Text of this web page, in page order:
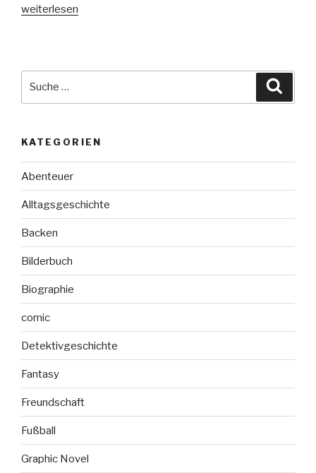
„Für
ich
zu
weiterlesen
KATEGORIEN
Abenteuer
Alltagsgeschichte
Backen
Bilderbuch
Biographie
comic
Detektivgeschichte
Fantasy
Freundschaft
Fußball
Graphic Novel